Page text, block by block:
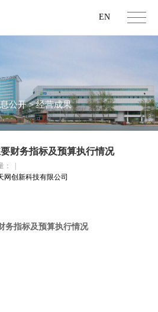
EN
公开>经营成果
财务指标及预算执行情况
：
网创新科技有限公司
务指标及预算执行情况